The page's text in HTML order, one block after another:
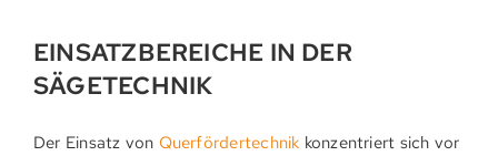
EINSATZBEREICHE IN DER
SÄGETECHNIK
Der Einsatz von Querfördertechnik konzentriert sich vor